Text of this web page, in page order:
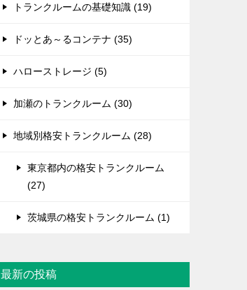
トランクルームの基礎知識 (19)
ドッとあ～るコンテナ (35)
ハローストレージ (5)
加瀬のトランクルーム (30)
地域別格安トランクルーム (28)
東京都内の格安トランクルーム
(27)
茨城県の格安トランクルーム (1)
最新の投稿